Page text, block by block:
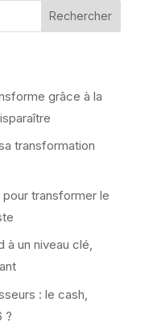
Rechercher
grâce à la
transformation
transformer le
à un niveau clé,
: le cash,
?